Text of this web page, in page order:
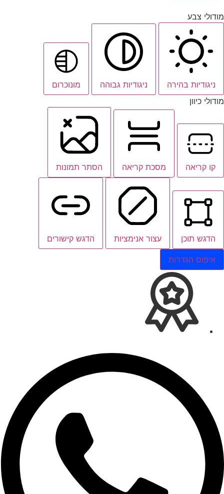
צבע
ניגודיות בהירה ניגודיות גבוהה
מונוכרום
כיוון
קו קריאה מסכת קריאה הסתר תמונות
הדגש תוכן עצור אנימציות הדגש קישורים
איפוס הגדרות